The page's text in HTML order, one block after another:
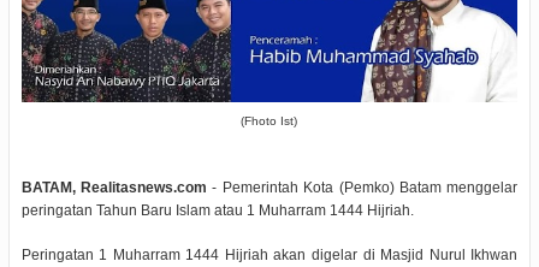
(Fhoto Ist)
BATAM, Realitasnews.com - Pemerintah Kota (Pemko) Batam menggelar
peringatan Tahun Baru Islam atau 1 Muharram 1444 Hijriah.
Peringatan 1 Muharram 1444 Hijriah akan digelar di Masjid Nurul Ikhwan